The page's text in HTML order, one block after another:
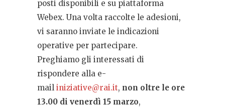
posti disponibili e su piattaforma
Webex. Una volta raccolte le adesioni,
vi saranno inviate le indicazioni
operative per partecipare.
Preghiamo gli interessati di
rispondere alla e-
mail iniziative@rai.it, non oltre le ore
13.00 di venerdì 15 marzo,